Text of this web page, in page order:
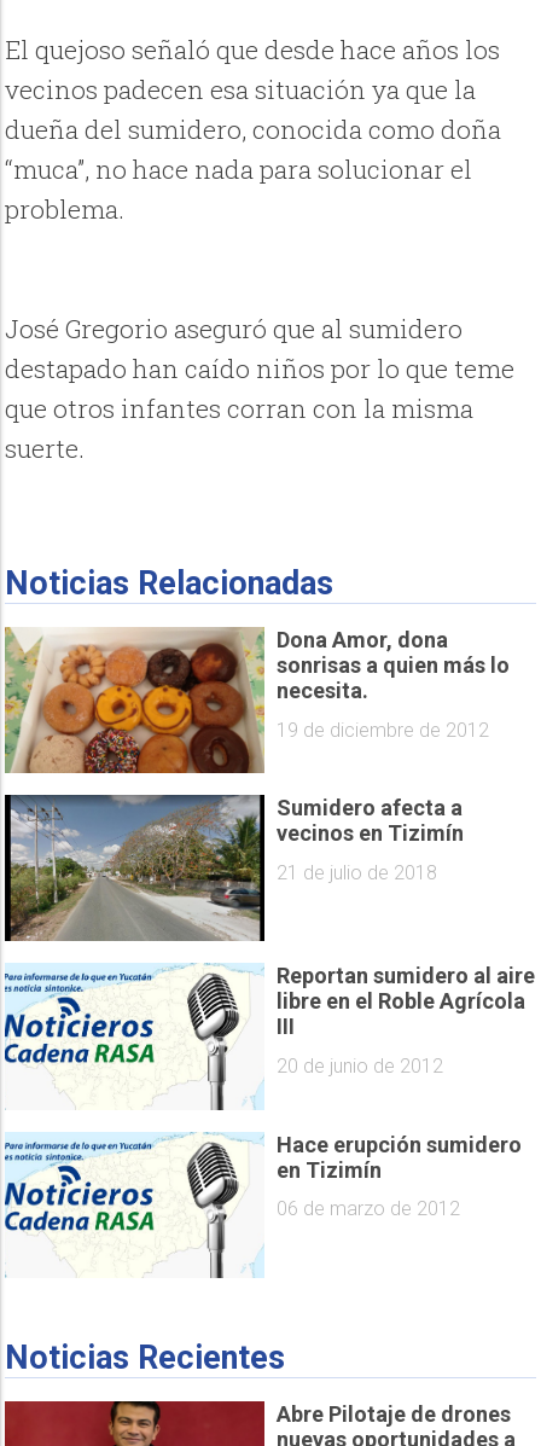
El quejoso señaló que desde hace años los
vecinos padecen esa situación ya que la
dueña del sumidero, conocida como doña
“muca”, no hace nada para solucionar el
problema.
José Gregorio aseguró que al sumidero
destapado han caído niños por lo que teme
que otros infantes corran con la misma
suerte.
Noticias Relacionadas
Dona Amor, dona
sonrisas a quien más lo
necesita.
19 de diciembre de 2012
Sumidero afecta a
vecinos en Tizimín
21 de julio de 2018
Reportan sumidero al aire
libre en el Roble Agrícola
III
20 de junio de 2012
Hace erupción sumidero
en Tizimín
06 de marzo de 2012
Noticias Recientes
Abre Pilotaje de drones
nuevas oportunidades a